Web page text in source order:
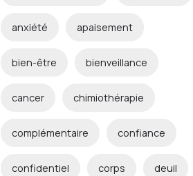
anxiété apaisement
bien-être bienveillance
cancer chimiothérapie
complémentaire confiance
confidentiel corps deuil